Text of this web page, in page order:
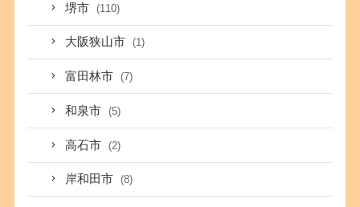
堺市 (110)
大阪狭山市 (1)
富田林市 (7)
和泉市 (5)
高石市 (2)
岸和田市 (8)